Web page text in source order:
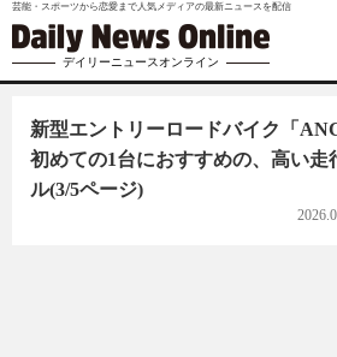
芸能・スポーツから恋愛まで人気メディアの最新ニュースを配信
デイリーニュースオンライン
新型エントリーロードバイク「
初めての1台におすすめの、高い走
ル(3/5ページ)